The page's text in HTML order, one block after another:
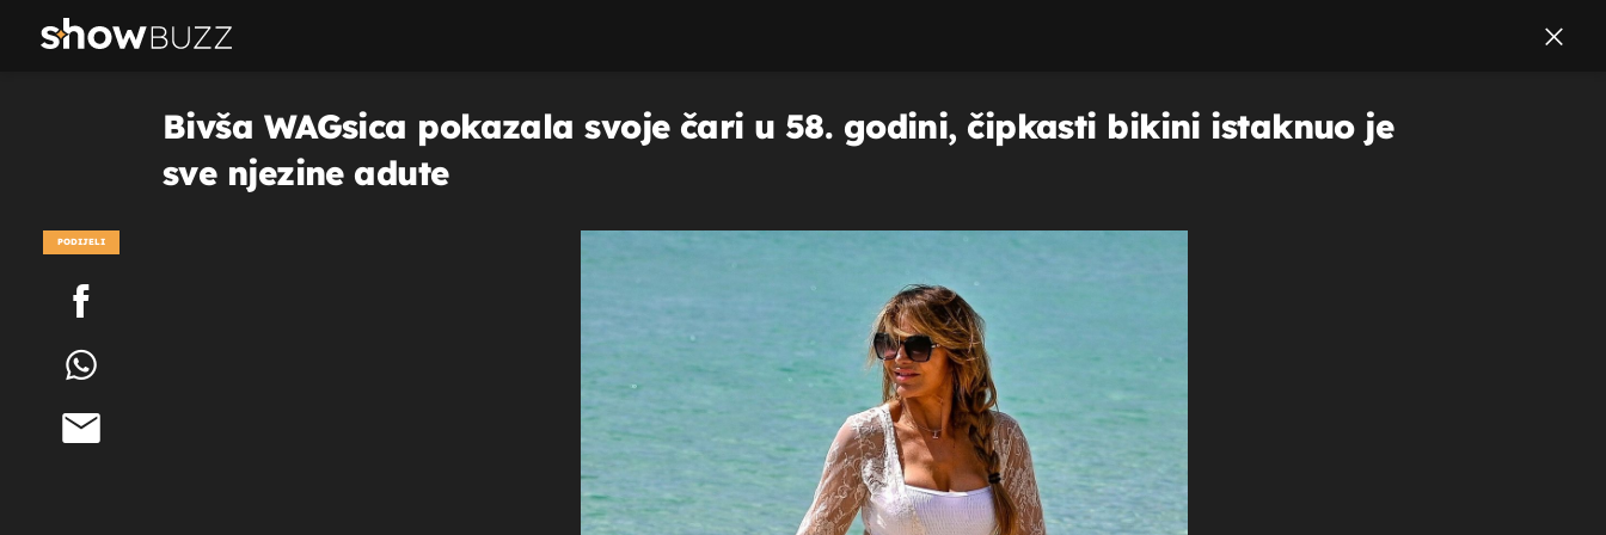
Bivša WAGsica pokazala svoje čari u 58. godini, čipkasti bikini istaknuo je
sve njezine adute
PODIJELI